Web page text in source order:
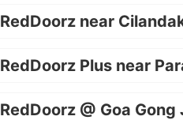
RedDoorz near
RedDoorz Plus near
RedDoorz @ Goa